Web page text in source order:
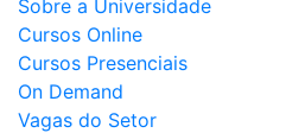
Sobre a Universidade
Cursos Online
Cursos Presenciais
On Demand
Vagas do Setor